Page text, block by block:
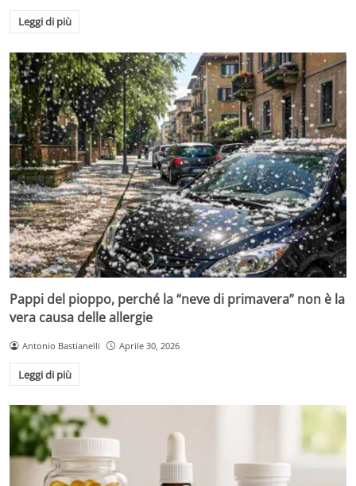
Leggi di più
Pappi del pioppo, perché la “neve di primavera” non è la
vera causa delle allergie
Antonio Bastianelli Aprile 30, 2026
Leggi di più